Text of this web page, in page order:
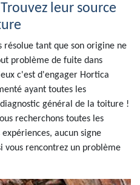
leur source
tant que son origine ne
problème de fuite dans
c'est d'engager Hortica
ayant toutes les
général de la toiture !
recherchons toutes les
aucun signe
vous rencontrez un problème